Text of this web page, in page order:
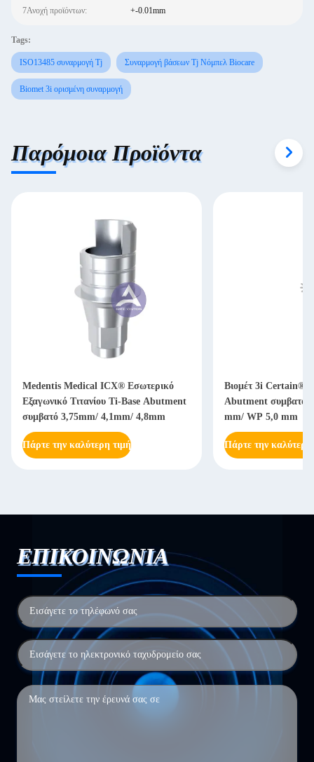
7Ανοχή προϊόντων: +-0.01mm
Tags:
ISO13485 συναρμογή Tj Συναρμογή βάσεων Tj Νόμπελ Biocare
Biomet 3i ορισμένη συναρμογή
Παρόμοια Προϊόντα
Medentis Medical ICX® Εσωτερικό
Εξαγωνικό Τιτανίου Ti-Base Abutment
συμβατό 3,75mm/ 4,1mm/ 4,8mm
Πάρτε την καλύτερη τιμή
Βιομέτ 3i Certain®
Abutment συμβατό
mm/ WP 5,0 mm
Πάρτε την καλύτερη
ΕΠΙΚΟΙΝΩΝΙΑ